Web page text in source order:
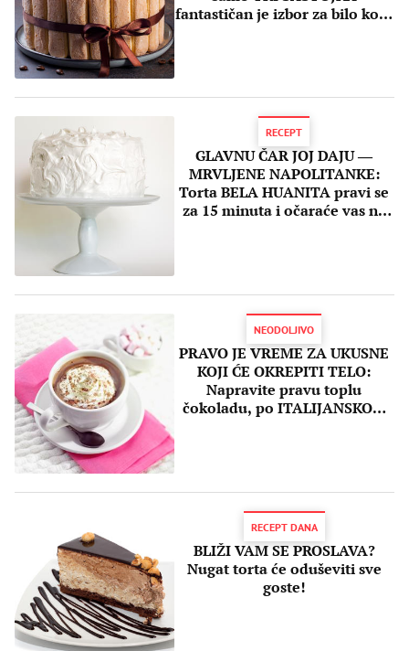
fantastičan je izbor za bilo koju
RECEPT
GLAVNU ČAR JOJ DAJU ―
MRVLJENE NAPOLITANKE:
Torta BELA HUANITA pravi se
za 15 minuta i očaraće vas na
NEODOLJIVO
PRAVO JE VREME ZA UKUSNE
KOJI ĆE OKREPITI TELO:
Napravite pravu toplu
čokoladu, po ITALIJANSKOM
RECEPT DANA
BLIŽI VAM SE PROSLAVA?
Nugat torta će oduševiti sve
goste!